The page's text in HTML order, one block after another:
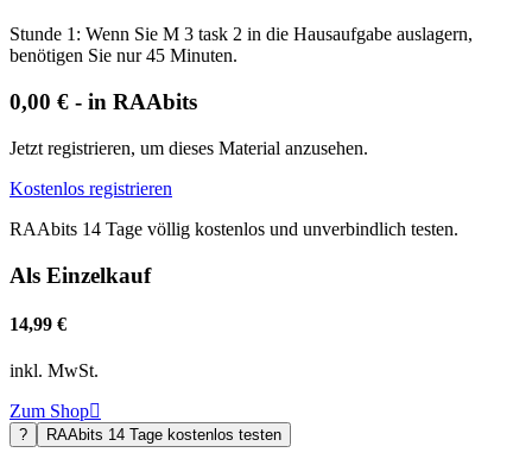
Stunde 1: Wenn Sie M 3 task 2 in die Hausaufgabe auslagern,
benötigen Sie nur 45 Minuten.
0,00 € - in RAAbits
Jetzt registrieren, um dieses Material anzusehen.
Kostenlos registrieren
RAAbits 14 Tage völlig kostenlos und unverbindlich testen.
Als Einzelkauf
14,99 €
inkl. MwSt.
Zum Shop
? RAAbits 14 Tage kostenlos testen